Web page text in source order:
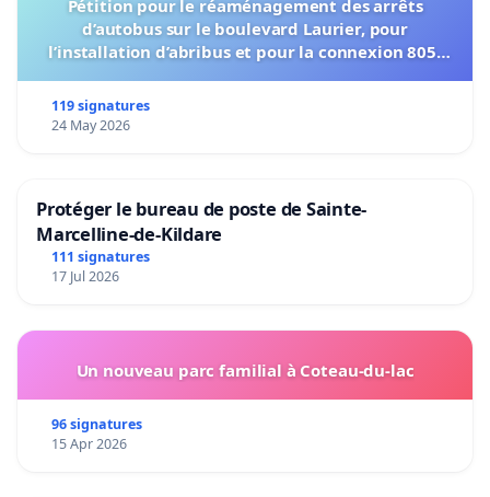
Pétition pour le réaménagement des arrêts
d’autobus sur le boulevard Laurier, pour
l’installation d’abribus et pour la connexion 805-
119 signatures
24 May 2026
Protéger le bureau de poste de Sainte-
Marcelline-de-Kildare
111 signatures
17 Jul 2026
Un nouveau parc familial à Coteau-du-lac
96 signatures
15 Apr 2026